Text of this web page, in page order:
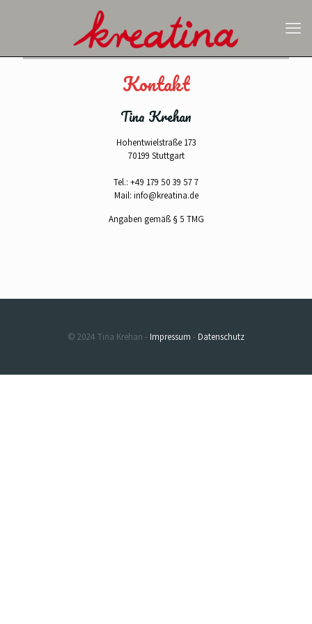
Kontakt
Tina Krehan
Hohentwielstraße 173
70199 Stuttgart
Tel.: +49 179 50 39 57 7
Mail: info@kreatina.de
Angaben gemäß § 5 TMG
© 2024 Tina Krehan - Impressum - Datenschutz